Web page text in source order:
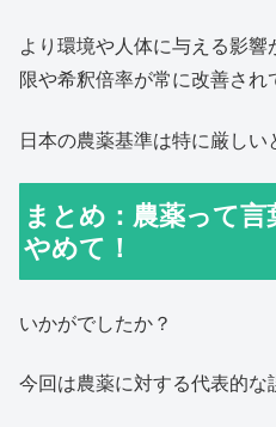
より環境や人体に与える影
限や希釈倍率が常に改善され
日本の農薬基準は特に厳しい
まとめ：農薬って
やめて！
いかがでしたか？
今回は農薬に対する代表的な